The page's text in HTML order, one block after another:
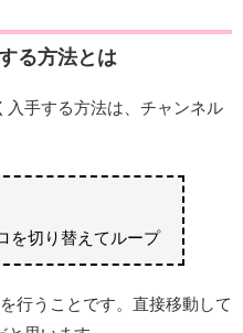
る方法とは
入手する方法は、チャンネル
を切り替えてループ
行うことです。直接移動して